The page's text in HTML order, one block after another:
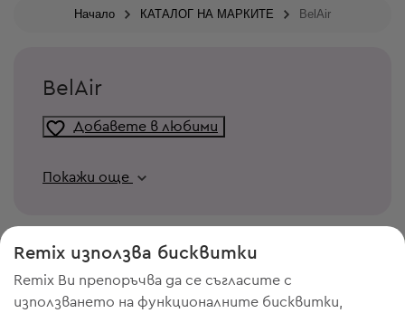
Начало КАТАЛОГ НА МАРКИТЕ BelAir
BelAir
Добавете в любими
Покажи още
Remix използва бисквитки
Remix Ви препоръчва да се съгласите с
използването на функционалните бисквитки,